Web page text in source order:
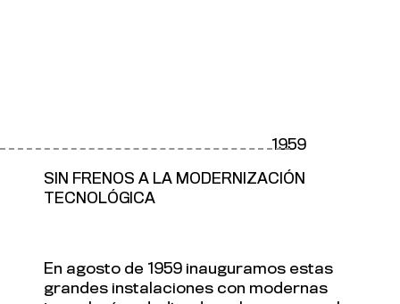
En agosto de 1959 inauguramos estas
grandes instalaciones con modernas
SIN FRENOS A LA MODERNIZACIÓN
TECNOLÓGICA
1959